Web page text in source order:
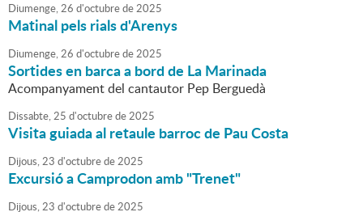
Diumenge,26 d'octubrede2025
Matinal pels rials d'Arenys
Diumenge,26 d'octubrede2025
Sortides en barca a bord de La Marinada
Acompanyament del cantautor Pep Berguedà
Dissabte,25 d'octubrede2025
Visita guiada al retaule barroc de Pau Costa
Dijous,23 d'octubrede2025
Excursió a Camprodon amb "Trenet"
Dijous,23 d'octubrede2025